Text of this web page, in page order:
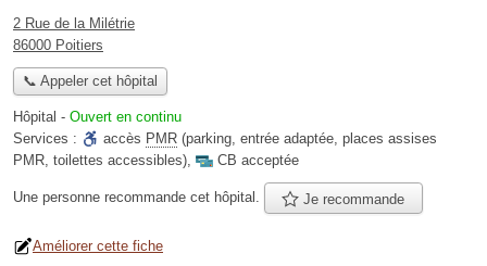
2 Rue de la Milétrie
86000 Poitiers
📞 Appeler cet hôpital
Hôpital - Ouvert en continu
Services :
accès PMR (parking, entrée adaptée, places assises
PMR, toilettes accessibles), CB acceptée
Une personne recommande cet hôpital. Je recommande
Améliorer cette fiche